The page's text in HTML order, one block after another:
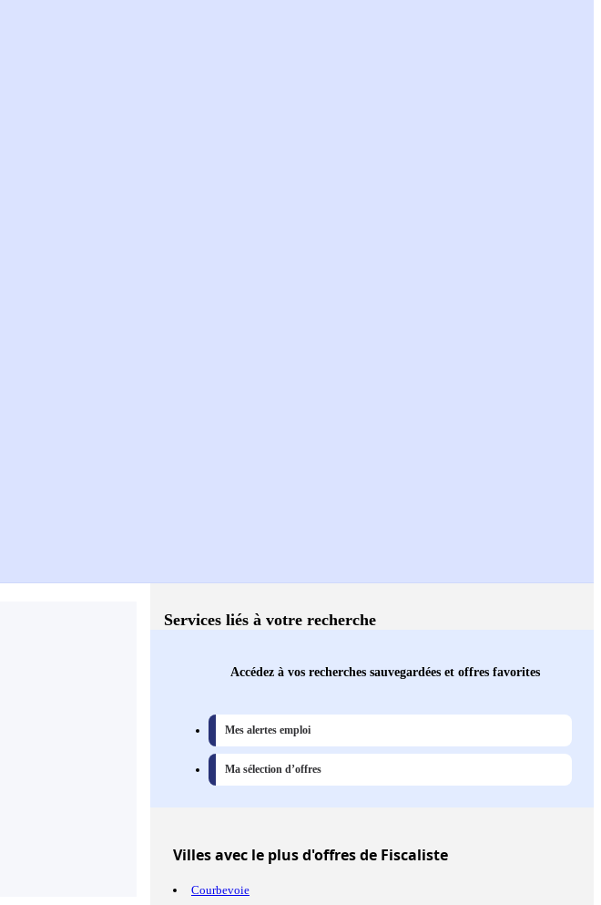
Services liés à votre recherche
Accédez à vos recherches sauvegardées et offres favorites
Mes alertes emploi
Ma sélection d’offres
Villesavec le plus d'offres de Fiscaliste
Courbevoie